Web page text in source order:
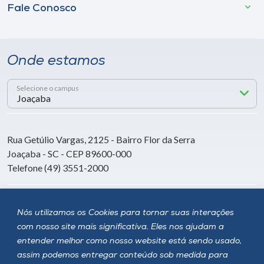
Nós utilizamos os Cookies para tornar suas interações
com nosso site mais significativa. Eles nos ajudam a
entender melhor como nosso website está sendo usado,
assim podemos entregar conteúdo sob medida para
Fale Conosco
Onde estamos
Selecione o campus
Rua Getúlio Vargas, 2125 - Bairro Flor da Serra
Joaçaba - SC - CEP 89600-000
Telefone (49) 3551-2000
Siga a Unoesc